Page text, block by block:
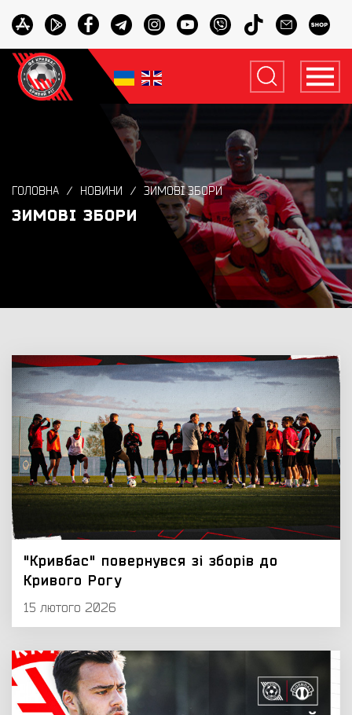
ГОЛОВНА НОВИНИ ЗИМОВІ ЗБОРИ
ЗИМОВІ ЗБОРИ
"Кривбас" повернувся зі зборів до
Кривого Рогу
15 лютого 2026